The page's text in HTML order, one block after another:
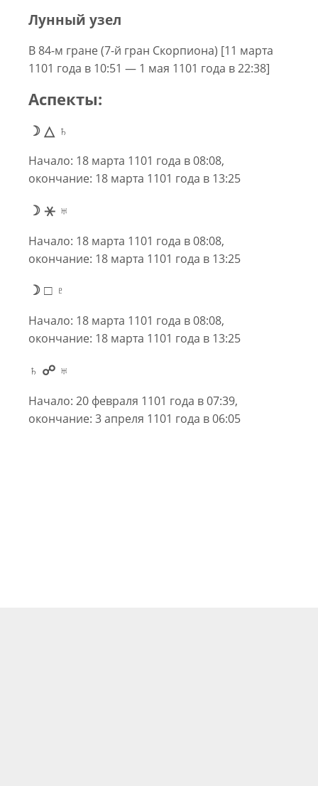
Лунный узел
В 84-м гране (7-й гран Скорпиона) [11 марта
1101 года в 10:51 — 1 мая 1101 года в 22:38]
Аспекты:
☽ △ ♄
Начало: 18 марта 1101 года в 08:08,
окончание: 18 марта 1101 года в 13:25
☽ ⚹ ♅
Начало: 18 марта 1101 года в 08:08,
окончание: 18 марта 1101 года в 13:25
☽ □ ♇
Начало: 18 марта 1101 года в 08:08,
окончание: 18 марта 1101 года в 13:25
♄ ☍ ♅
Начало: 20 февраля 1101 года в 07:39,
окончание: 3 апреля 1101 года в 06:05